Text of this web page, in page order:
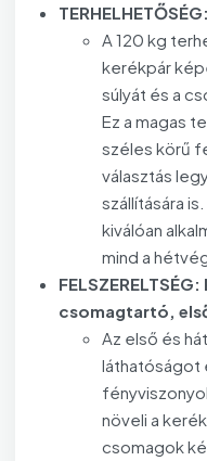
A 120 kg
kerékpár
súlyát és a
Ez a magas
széles körű
választás
szállítására
kiválóan
mind a
csomagtartó,
Az első és
láthatóságot
növeli a
csomagok